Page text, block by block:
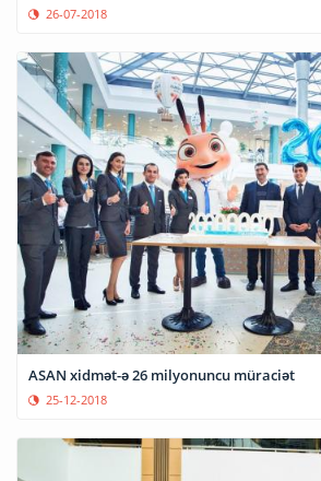
26-07-2018
ASAN xidmət-ə 26 milyonuncu müraciət
25-12-2018